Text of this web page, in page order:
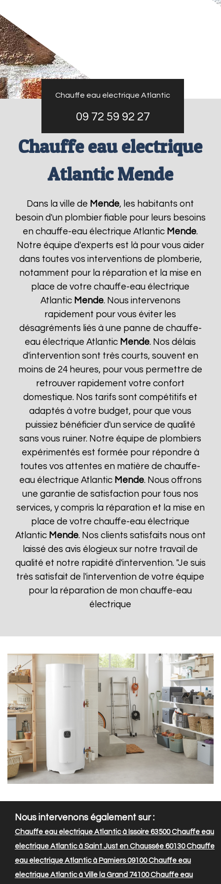
Chauffe eau electrique Atlantic
09 72 59 92 27
Chauffe eau electrique
Atlantic Mende
Dans la ville de Mende, les habitants ont
besoin d'un plombier fiable pour leurs besoins
en chauffe-eau électrique Atlantic Mende.
Notre équipe d'experts est là pour vous aider
dans toutes vos interventions de plomberie,
notamment pour la réparation et la mise en
place de votre chauffe-eau électrique
Atlantic Mende. Nous intervenons
rapidement pour vous éviter les
désagréments liés à une panne de chauffe-
eau électrique Atlantic Mende. Nos délais
d'intervention sont très courts, souvent en
moins de 24 heures, pour vous permettre de
retrouver rapidement votre confort
domestique. Nos tarifs sont compétitifs et
adaptés à votre budget, pour que vous
puissiez bénéficier d'un service de qualité
sans vous ruiner. Notre équipe de plombiers
expérimentés est formée pour répondre à
toutes vos attentes en matière de chauffe-
eau électrique Atlantic Mende. Nous offrons
une garantie de satisfaction pour tous nos
services, y compris la réparation et la mise en
place de votre chauffe-eau électrique
Atlantic Mende. Nos clients satisfaits nous ont
laissé des avis élogieux sur notre travail de
qualité et notre rapidité d'intervention. "Je suis
très satisfait de l'intervention de votre équipe
pour la réparation de mon chauffe-eau
électrique
Nous intervenons également sur :
Chauffe eau electrique Atlantic à Issoire 63500Chauffe eau
electrique Atlantic à Saint Just en Chaussée 60130Chauffe
eau electrique Atlantic à Pamiers 09100Chauffe eau
electrique Atlantic à Ville la Grand 74100Chauffe eau